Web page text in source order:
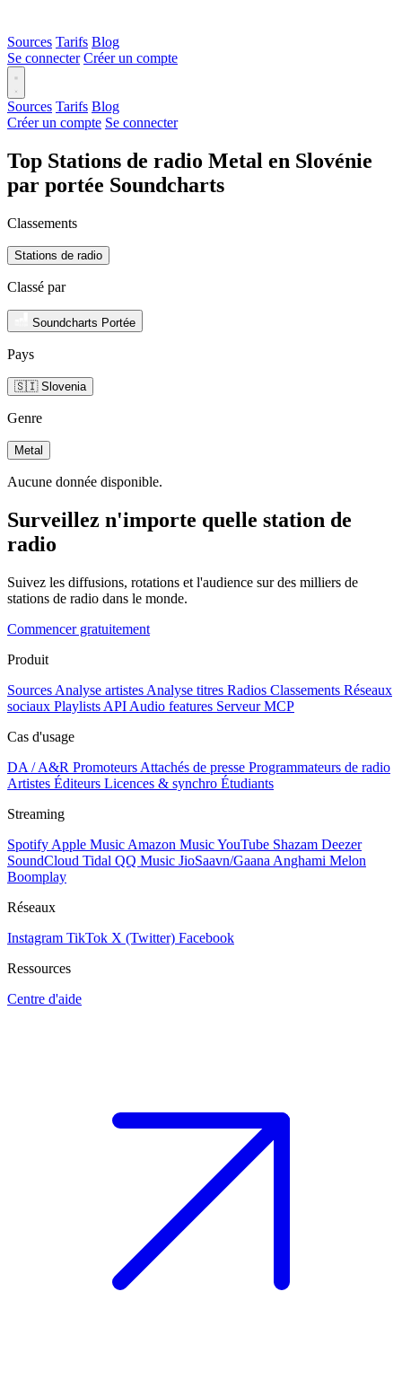
Sources Tarifs Blog
Se connecter Créer un compte
Sources Tarifs Blog
Créer un compte Se connecter
Top Stations de radio Metal en Slovénie
par portée Soundcharts
Classements
Stations de radio
Classé par
Soundcharts Portée
Pays
🇸🇮 Slovenia
Genre
Metal
Aucune donnée disponible.
Surveillez n'importe quelle station de
radio
Suivez les diffusions, rotations et l'audience sur des milliers de
stations de radio dans le monde.
Commencer gratuitement
Produit
Sources Analyse artistes Analyse titres Radios Classements Réseaux
sociaux Playlists API Audio features Serveur MCP
Cas d'usage
DA / A&R Promoteurs Attachés de presse Programmateurs de radio
Artistes Éditeurs Licences & synchro Étudiants
Streaming
Spotify Apple Music Amazon MusicYouTube Shazam Deezer
SoundCloud Tidal QQ Music JioSaavn/Gaana Anghami Melon
Boomplay
Réseaux
Instagram TikTok X (Twitter) Facebook
Ressources
Centre d'aide